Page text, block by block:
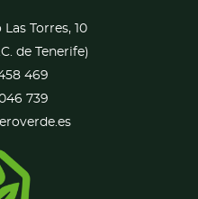
Torres, 10
de Tenerife)
469
739